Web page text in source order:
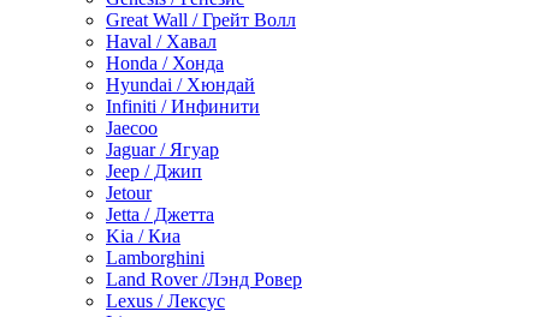
Great Wall / Грейт Волл
Haval / Хавал
Honda / Хонда
Hyundai / Хюндай
Infiniti / Инфинити
Jaecoo
Jaguar / Ягуар
Jeep / Джип
Jetour
Jetta / Джетта
Kia / Киа
Lamborghini
Land Rover /Лэнд Ровер
Lexus / Лексус